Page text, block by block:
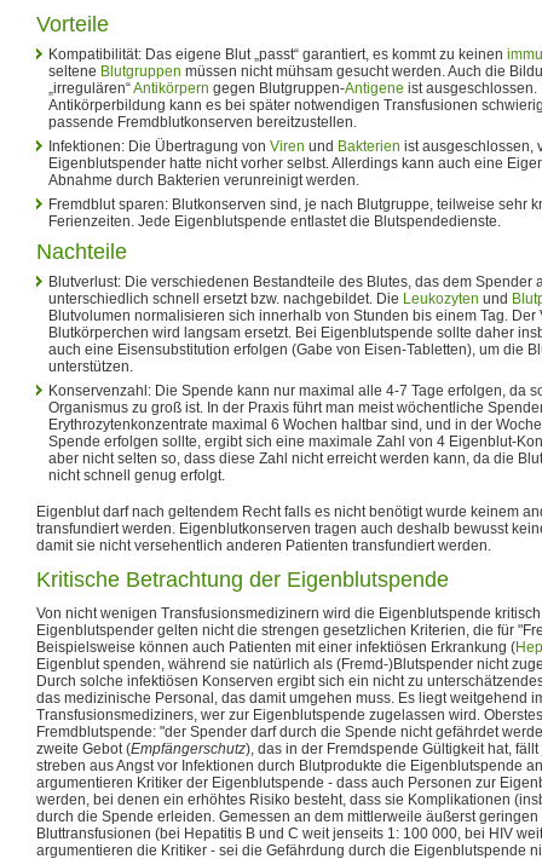
Vorteile
Kompatibilität: Das eigene Blut „passt“ garantiert, es kommt zu keinen
seltene Blutgruppen müssen nicht mühsam gesucht werden. Auch die
„irregulären“Antikörpern gegen Blutgruppen-Antigene ist ausgeschlossen.
Antikörperbildung kann es bei später notwendigen Transfusionen
passende Fremdblutkonserven bereitzustellen.
Infektionen: Die Übertragung von Viren und Bakterien ist ausgeschlossen,
Eigenblutspender hatte nicht vorher selbst. Allerdings kann auch eine
Abnahme durch Bakterien verunreinigt werden.
Fremdblut sparen: Blutkonserven sind, je nach Blutgruppe, teilweise sehr
Ferienzeiten. Jede Eigenblutspende entlastet die Blutspendedienste.
Nachteile
Blutverlust: Die verschiedenen Bestandteile des Blutes, das dem Spender
unterschiedlich schnell ersetzt bzw. nachgebildet. Die Leukozyten und
Blutvolumen normalisieren sich innerhalb von Stunden bis einem Tag. Der
Blutkörperchen wird langsam ersetzt. Bei Eigenblutspende sollte daher
auch eine Eisensubstitution erfolgen (Gabe von Eisen-Tabletten), um die
unterstützen.
Konservenzahl: Die Spende kann nur maximal alle 4-7 Tage erfolgen, da
Organismus zu groß ist. In der Praxis führt man meist wöchentliche
Erythrozytenkonzentrate maximal 6 Wochen haltbar sind, und in der
Spende erfolgen sollte, ergibt sich eine maximale Zahl von 4 Eigenblut-
aber nicht selten so, dass diese Zahl nicht erreicht werden kann, da die
nicht schnell genug erfolgt.
Eigenblut darf nach geltendem Recht falls es nicht benötigt wurde keinem
transfundiert werden. Eigenblutkonserven tragen auch deshalb bewusst
damit sie nicht versehentlich anderen Patienten transfundiert werden.
Kritische Betrachtung der Eigenblutspende
Von nicht wenigen Transfusionsmedizinern wird die Eigenblutspende
Eigenblutspender gelten nicht die strengen gesetzlichen Kriterien, die für
Beispielsweise können auch Patienten mit einer infektiösen Erkrankung (
Eigenblut spenden, während sie natürlich als (Fremd-)Blutspender nicht
Durch solche infektiösen Konserven ergibt sich ein nicht zu
das medizinische Personal, das damit umgehen muss. Es liegt weitgehend
Transfusionsmediziners, wer zur Eigenblutspende zugelassen wird.
Fremdblutspende: "der Spender darf durch die Spende nicht gefährdet
zweite Gebot (Empfängerschutz), das in der Fremdspende Gültigkeit hat,
streben aus Angst vor Infektionen durch Blutprodukte die Eigenblutspende
argumentieren Kritiker der Eigenblutspende - dass auch Personen zur
werden, bei denen ein erhöhtes Risiko besteht, dass sie Komplikationen
durch die Spende erleiden. Gemessen an dem mittlerweile äußerst
Bluttransfusionen (bei Hepatitis B und C weit jenseits 1: 100 000, bei HIV
argumentieren die Kritiker - sei die Gefährdung durch die Eigenblutspende